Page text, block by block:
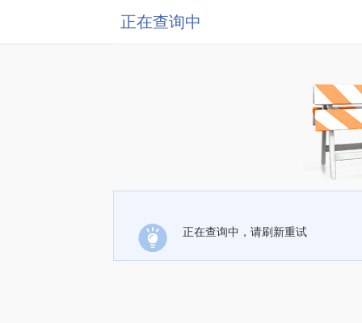
正在查询中
正在查询中，请刷新重试